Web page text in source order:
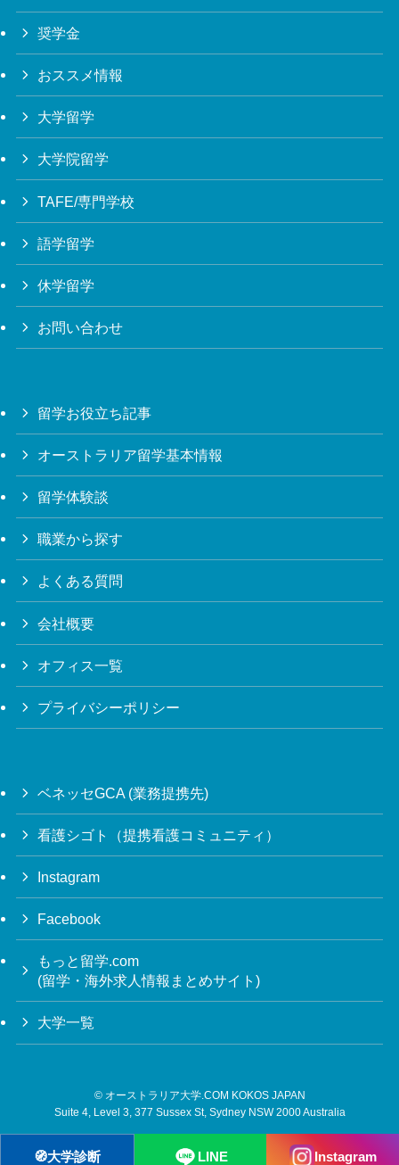
🧭大学診断 LINE Instagram
奨学金
おススメ情報
大学留学
大学院留学
TAFE/専門学校
語学留学
休学留学
お問い合わせ
留学お役立ち記事
オーストラリア留学基本情報
留学体験談
職業から探す
よくある質問
会社概要
オフィス一覧
プライバシーポリシー
ベネッセGCA (業務提携先)
看護シゴト（提携看護コミュニティ）
Instagram
Facebook
もっと留学.com
(留学・海外求人情報まとめサイト)
大学一覧
©オーストラリア大学.COM KOKOS JAPAN
Suite 4, Level 3, 377 Sussex St, Sydney NSW 2000 Australia